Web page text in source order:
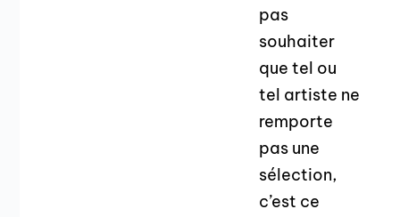
pas
souhaiter
que tel ou
tel artiste ne
remporte
pas une
sélection,
c’est ce